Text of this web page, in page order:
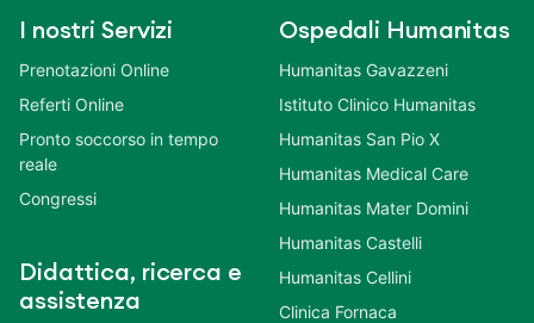
I nostri Servizi
Prenotazioni Online
Referti Online
Pronto soccorso in tempo
reale
Congressi
Didattica, ricerca e
assistenza
Ospedali Humanitas
Humanitas Gavazzeni
Istituto Clinico Humanitas
Humanitas San Pio X
Humanitas Medical Care
Humanitas Mater Domini
Humanitas Castelli
Humanitas Cellini
Clinica Fornaca